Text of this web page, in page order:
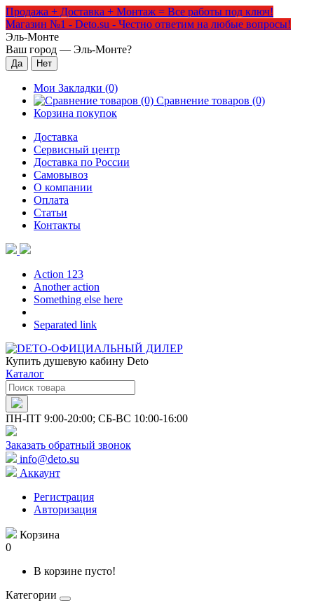
Продажа + Доставка + Монтаж = Все работы под ключ!
Магазин №1 - Deto.su - Честно ответим на любые вопросы!
Эль-Монте
Ваш город — Эль-Монте?
Мои Закладки (0)
Сравнение товаров (0)
Корзина покупок
Доставка
Сервисный центр
Доставка по России
Самовывоз
О компании
Оплата
Статьи
Контакты
Action 123
Another action
Something else here
Separated link
Купить душевую кабину Deto
Каталог
ПН-ПТ 9:00-20:00; СБ-ВС 10:00-16:00
Заказать обратный звонок
info@deto.su
Аккаунт
Регистрация
Авторизация
Корзина
0
В корзине пусто!
Категории